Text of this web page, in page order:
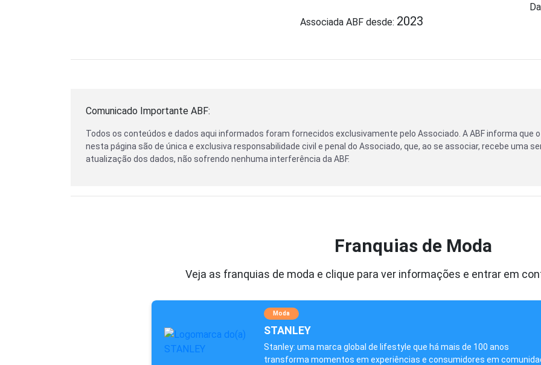
Associada ABF desde: 2023
Comunicado Importante ABF:
Todos os conteúdos e dados aqui informados foram fornecidos exclusivamente pelo Associado. A ABF informa que
nesta página são de única e exclusiva responsabilidade civil e penal do Associado, que, ao se associar, recebe uma
atualização dos dados, não sofrendo nenhuma interferência da ABF.
Franquias de Moda
Veja as franquias de moda e clique para ver informações e entrar em
Moda
STANLEY
Stanley: uma marca global de lifestyle que há mais de 100 anos
transforma momentos em experiências e consumidores em